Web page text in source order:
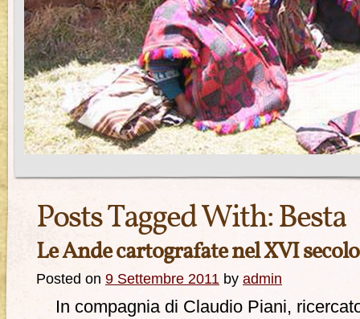
Posts Tagged With:Besta
Le Ande cartografate nel XVI secolo
Posted on 9 Settembre 2011 by admin
In compagnia di Claudio Piani,